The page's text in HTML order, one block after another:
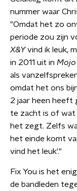
nummer waar
"Omdat het zo
periode zou zijn
X&Yvind ik leuk,
in 2011 uit in
als
omdat het ons
2 jaar heen heeft
te zacht is of wat
het zegt. Zelfs
het einde komt
vind het leuk'."
Fix You is het
de bandleden